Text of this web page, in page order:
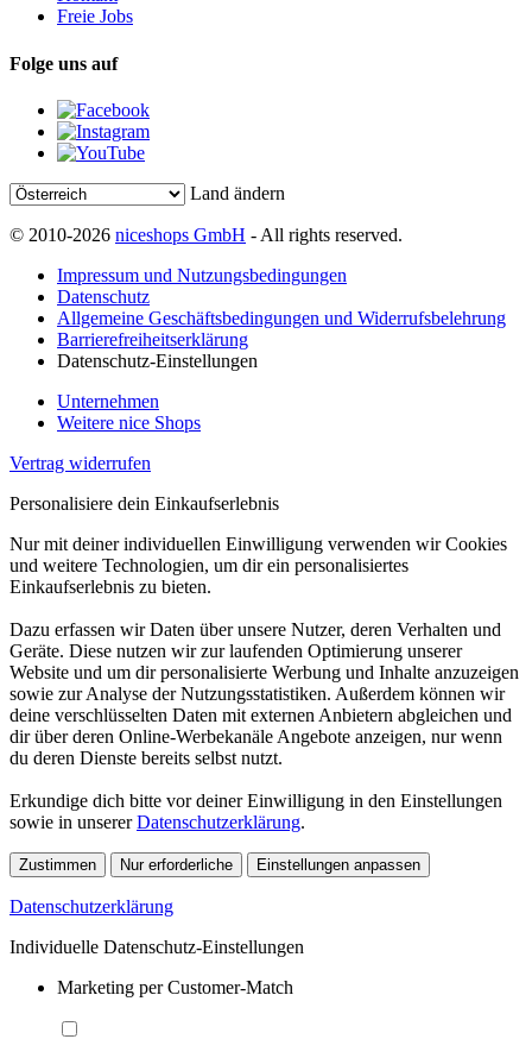
Freie Jobs
Folge uns auf
Land ändern
© 2010-2026 niceshops GmbH - All rights reserved.
Impressum und Nutzungsbedingungen
Datenschutz
Allgemeine Geschäftsbedingungen und Widerrufsbelehrung
Barrierefreiheitserklärung
Datenschutz-Einstellungen
Unternehmen
Weitere nice Shops
Vertrag widerrufen
Personalisiere dein Einkaufserlebnis
Nur mit deiner individuellen Einwilligung verwenden wir Cookies
und weitere Technologien, um dir ein personalisiertes
Einkaufserlebnis zu bieten.
Dazu erfassen wir Daten über unsere Nutzer, deren Verhalten und
Geräte. Diese nutzen wir zur laufenden Optimierung unserer
Website und um dir personalisierte Werbung und Inhalte anzuzeigen
sowie zur Analyse der Nutzungsstatistiken. Außerdem können wir
deine verschlüsselten Daten mit externen Anbietern abgleichen und
dir über deren Online-Werbekanäle Angebote anzeigen, nur wenn
du deren Dienste bereits selbst nutzt.
Erkundige dich bitte vor deiner Einwilligung in den Einstellungen
sowie in unsererDatenschutzerklärung.
Zustimmen Nur erforderliche Einstellungen anpassen
Datenschutzerklärung
Individuelle Datenschutz-Einstellungen
Marketing per Customer-Match